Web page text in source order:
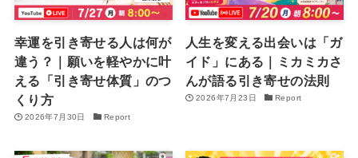
幸運を引き寄せる人は何が
違う？｜願いを軽やかに叶
える「引き寄せ体質」のつ
くり方
2026年7月30日 Report
人生を変える出会いは「ガ
イド」にある｜ミカミカさ
んが語る引き寄せの法則
2026年7月23日 Report